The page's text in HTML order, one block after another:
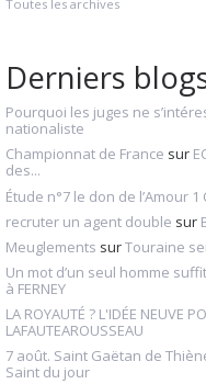
Toutes les archives
Derniers
Pourquoi les juges ne
nationaliste
Championnat de France sur
des...
Étude n°7 le don de l’Amour
recruter un agent double sur
Meuglements surTouraine
Un mot d’un seul homme
à FERNEY
LA ROYAUTÉ ? L'IDÉE NEUVE
LAFAUTEAROUSSEAU
7 août. Saint Gaëtan de
Saint du jour